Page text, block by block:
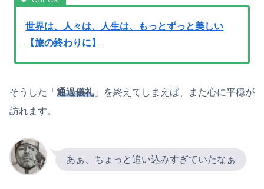
世界は、人々は、人生は、もっとずっと美しい
【旅の終わりに】
そうした「 通過儀礼」を終えてしまえば、また心に平穏が
訪れます。
あぁ、ちょっと追い込みすぎていたなぁ